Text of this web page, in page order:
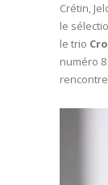
Crétin,
le
le trio
numéro